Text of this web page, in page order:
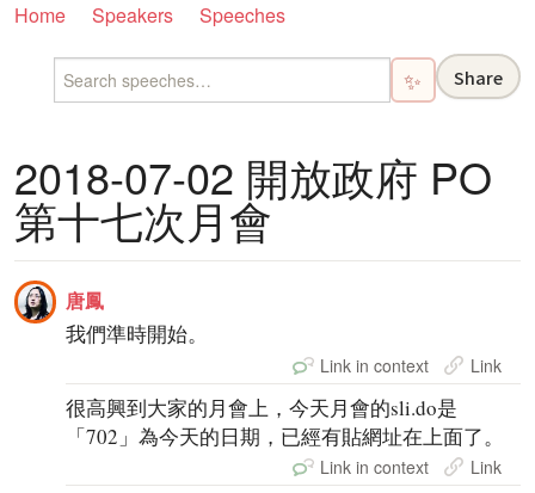
Home Speakers Speeches
✨ Share
2018-07-02 開放政府 PO
第十七次月會
唐鳳
我們準時開始。
Link in context Link
很高興到大家的月會上，今天月會的sli.do是
「702」為今天的日期，已經有貼網址在上面了。
Link in context Link